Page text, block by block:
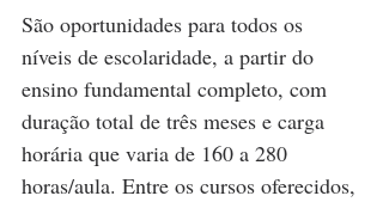
São oportunidades para todos os
níveis de escolaridade, a partir do
ensino fundamental completo, com
duração total de três meses e carga
horária que varia de 160 a 280
horas/aula. Entre os cursos oferecidos,